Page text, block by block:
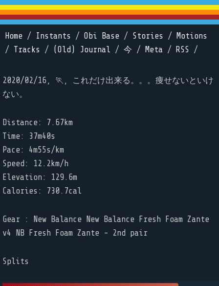
Home / Instants / Obi Base / Stories /
Motions
/ Tracks / (Old) Journal / 今 / Meta / RSS /
2020/02/16, 🏃, これだけ出来る。。。痩せないといけ
ない。
Distance: 7.67km
Time: 37m40s
Pace: 4m55s/km
Speed: 12.2km/h
Elevation: 129.6m
Calories: 730.7cal
Gear : New Balance New Balance Fresh Foam Zante
v4 NB Fresh Foam Zante - 2nd pair
Splits